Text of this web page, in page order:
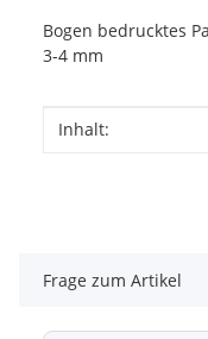
Bogen bedrucktes
3-4 mm
Wert
Inhalt:
Frage zum Artikel